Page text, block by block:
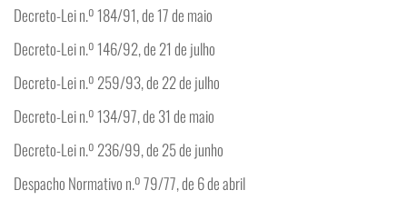
Decreto-Lei n.º 184/91, de 17 de maio
Decreto-Lei n.º 146/92, de 21 de julho
Decreto-Lei n.º 259/93, de 22 de julho
Decreto-Lei n.º 134/97, de 31 de maio
Decreto-Lei n.º 236/99, de 25 de junho
Despacho Normativo n.º 79/77, de 6 de abril